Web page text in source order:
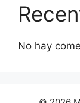
No hay